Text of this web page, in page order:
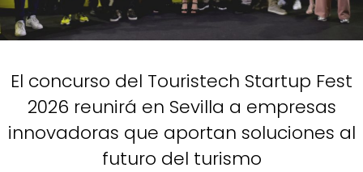
El concurso del Touristech Startup Fest
2026 reunirá en Sevilla a empresas
innovadoras que aportan soluciones al
futuro del turismo